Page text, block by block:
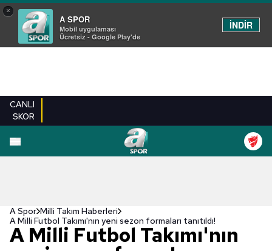
×
A SPOR
Mobil uygulaması
Ücretsiz - Google Play'de
İNDİR
CANLI
SKOR
A Spor Milli Takım Haberleri
A Milli Futbol Takımı'nın yeni sezon formaları tanıtıldı!
A Milli Futbol Takımı'nın